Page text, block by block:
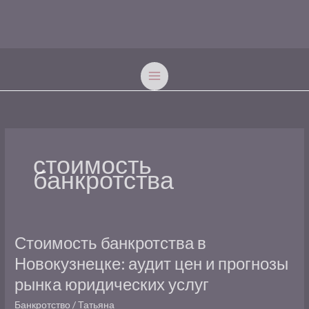
стоимость
банкротства
Стоимость банкротства в
Новокузнецке: аудит цен и прогнозы
рынка юридических услуг
Банкротство /Татьяна
Стоимость
в
Новокузнецке:
аудит